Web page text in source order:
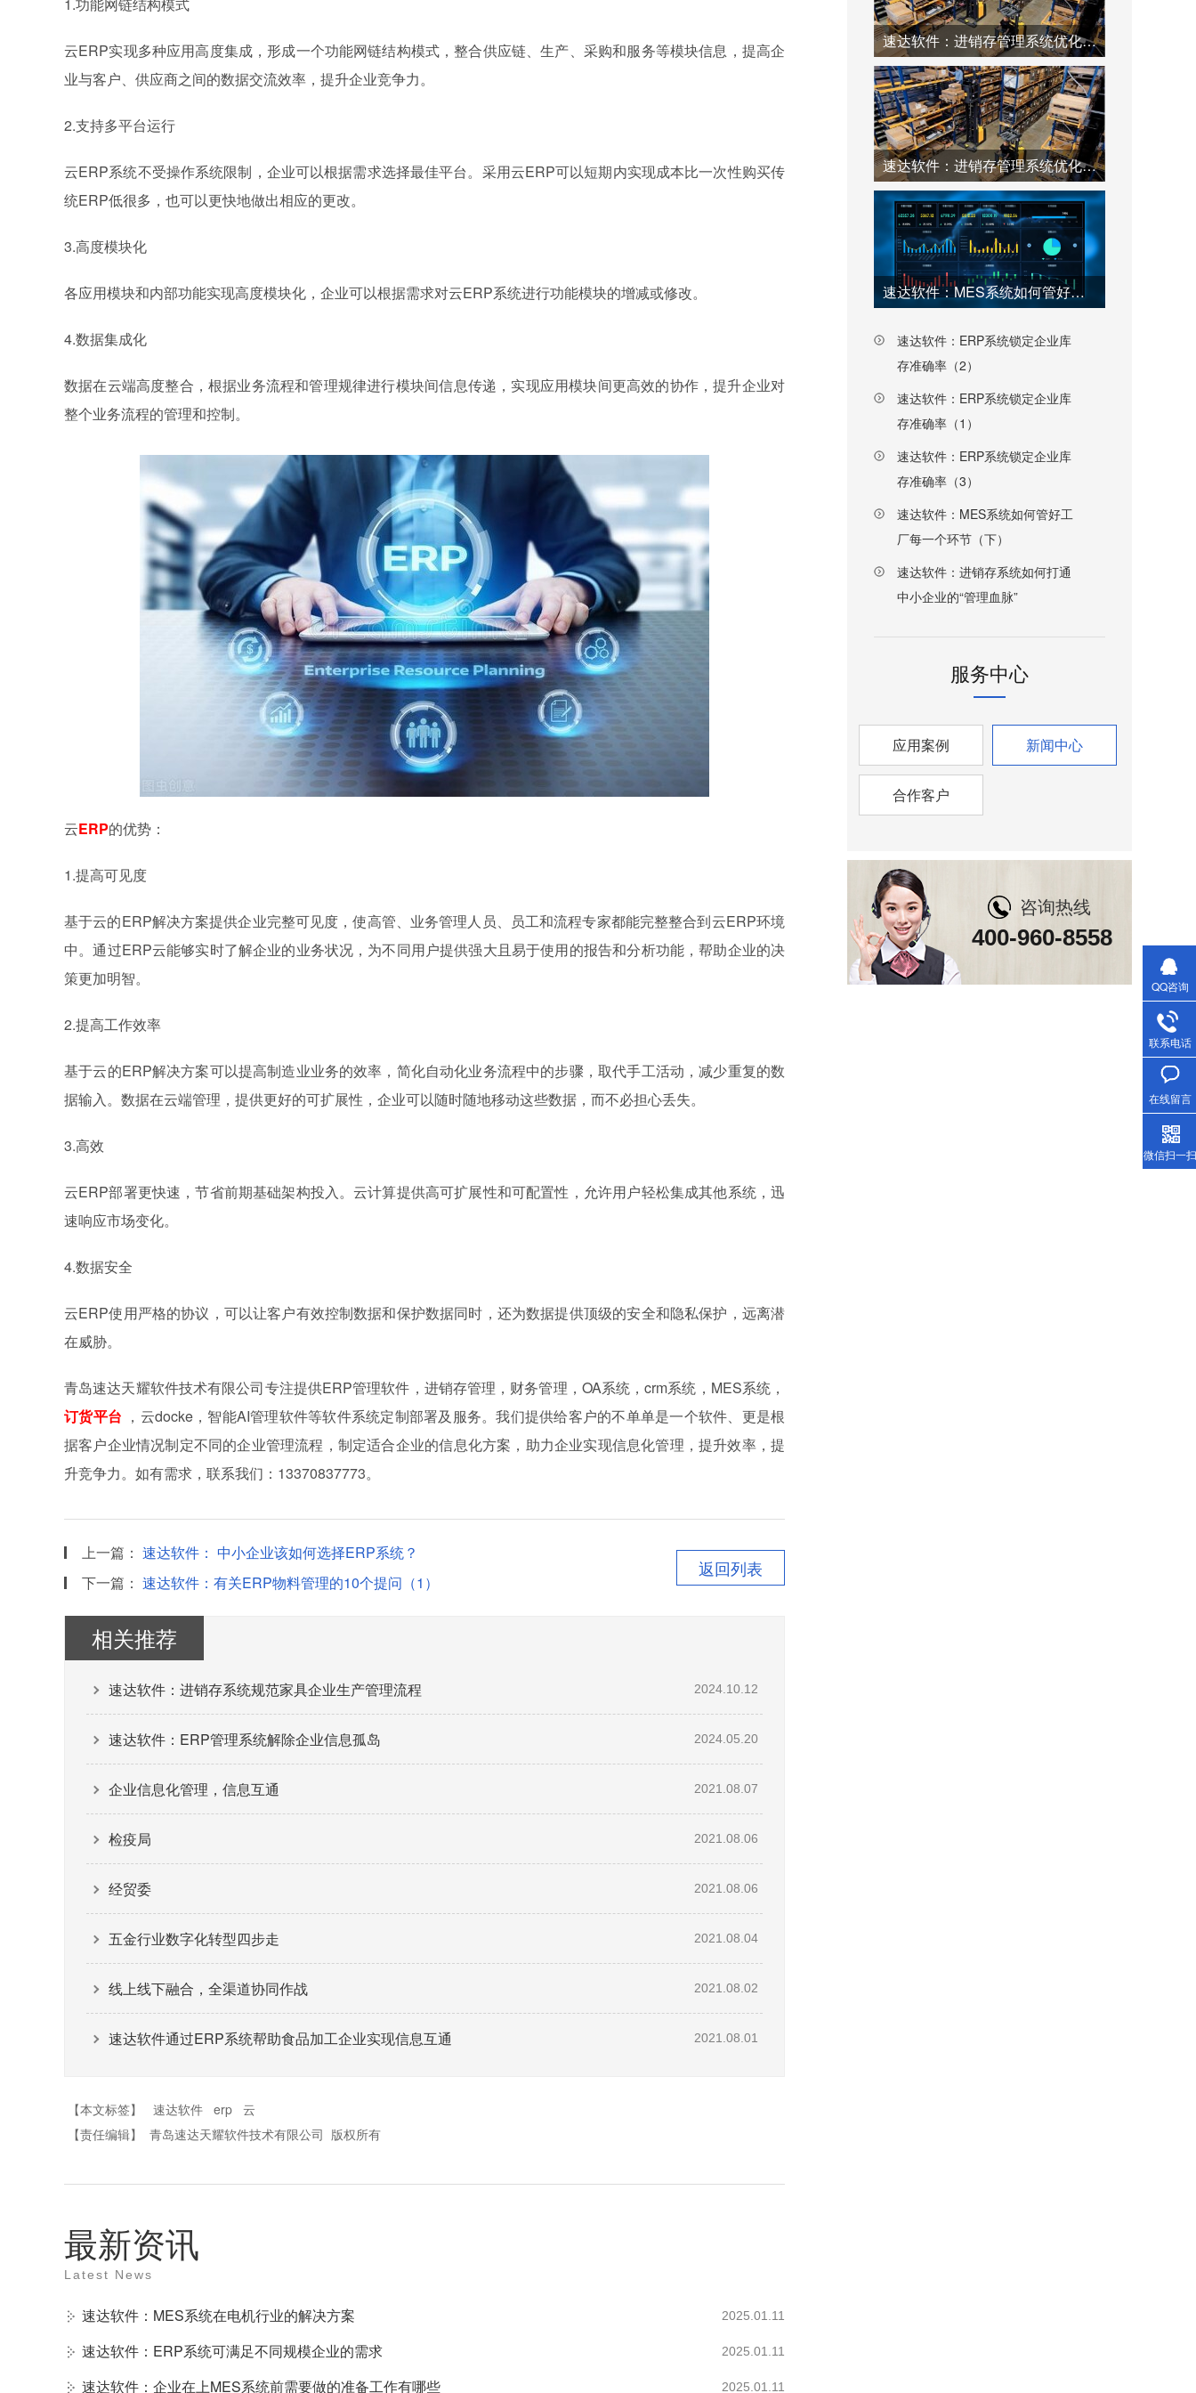
云ERP实现多种应用高度集成，形成一个功能网链结构模式，整合供应链、生产、采购和服务等模块信息，提高企
业与客户、供应商之间的数据交流效率，提升企业竞争力。
2.支持多平台运行
云ERP系统不受操作系统限制，企业可以根据需求选择最佳平台。采用云ERP可以短期内实现成本比一次性购买传
统ERP低很多，也可以更快地做出相应的更改。
3.高度模块化
各应用模块和内部功能实现高度模块化，企业可以根据需求对云ERP系统进行功能模块的增减或修改。
4.数据集成化
数据在云端高度整合，根据业务流程和管理规律进行模块间信息传递，实现应用模块间更高效的协作，提升企业对
整个业务流程的管理和控制。
云ERP的优势：
1.提高可见度
基于云的ERP解决方案提供企业完整可见度，使高管、业务管理人员、员工和流程专家都能完整整合到云ERP环境
中。通过ERP云能够实时了解企业的业务状况，为不同用户提供强大且易于使用的报告和分析功能，帮助企业的决
策更加明智。
2.提高工作效率
基于云的ERP解决方案可以提高制造业业务的效率，简化自动化业务流程中的步骤，取代手工活动，减少重复的数
据输入。数据在云端管理，提供更好的可扩展性，企业可以随时随地移动这些数据，而不必担心丢失。
3.高效
云ERP部署更快速，节省前期基础架构投入。云计算提供高可扩展性和可配置性，允许用户轻松集成其他系统，迅
速响应市场变化。
4.数据安全
云ERP使用严格的协议，可以让客户有效控制数据和保护数据同时，还为数据提供顶级的安全和隐私保护，远离潜
在威胁。
青岛速达天耀软件技术有限公司专注提供ERP管理软件，进销存管理，财务管理，OA系统，crm系统，MES系统，
订货平台 ，云docke，智能AI管理软件等软件系统定制部署及服务。我们提供给客户的不单单是一个软件、更是根
据客户企业情况制定不同的企业管理流程，制定适合企业的信息化方案，助力企业实现信息化管理，提升效率，提
升竞争力。如有需求，联系我们：13370837773。
上一篇： 速达软件： 中小企业该如何选择ERP系统？
下一篇： 速达软件：有关ERP物料管理的10个提问（1）
返回列表
相关推荐
速达软件：进销存系统规范家具企业生产管理流程 2024.10.12
速达软件：ERP管理系统解除企业信息孤岛 2024.05.20
企业信息化管理，信息互通 2021.08.07
检疫局 2021.08.06
经贸委 2021.08.06
五金行业数字化转型四步走 2021.08.04
线上线下融合，全渠道协同作战 2021.08.02
速达软件通过ERP系统帮助食品加工企业实现信息互通 2021.08.01
【本文标签】 速达软件 erp 云
【责任编辑】
青岛速达天耀软件技术有限公司 版权所有
最新资讯
Latest News
速达软件：MES系统在电机行业的解决方案 2025.01.11
速达软件：ERP系统可满足不同规模企业的需求 2025.01.11
速达软件：企业在上MES系统前需要做的准备工作有哪些 2025.01.11
速达软件：进销存管理系统优化仓库工厂效率（2）
速达软件：进销存管理系统优化仓库工厂效率（1）
速达软件：MES系统如何管好工厂每一个环节（上）
速达软件：ERP系统锁定企业库
存准确率（2）
速达软件：ERP系统锁定企业库
存准确率（1）
速达软件：ERP系统锁定企业库
存准确率（3）
速达软件：MES系统如何管好工
厂每一个环节（下）
速达软件：进销存系统如何打通
中小企业的“管理血脉”
服务中心
应用案例 新闻中心
合作客户
咨询热线
400-960-8558
QQ咨询
联系电话
在线留言
微信扫一扫